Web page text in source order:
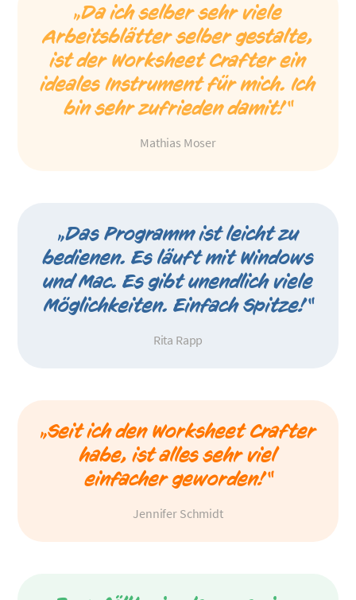
„Da ich selber sehr viele
Arbeitsblätter selber gestalte,
ist der Worksheet Crafter ein
ideales Instrument für mich. Ich
bin sehr zufrieden damit!“
Mathias Moser
„Das Programm ist leicht zu
bedienen. Es läuft mit Windows
und Mac. Es gibt unendlich viele
Möglichkeiten. Einfach Spitze!“
Rita Rapp
„Seit ich den Worksheet Crafter
habe, ist alles sehr viel
einfacher geworden!“
Jennifer Schmidt